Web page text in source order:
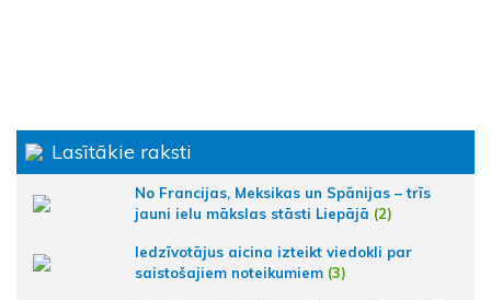
Lasītākie raksti
No Francijas, Meksikas un Spānijas – trīs
jauni ielu mākslas stāsti Liepājā (2)
Iedzīvotājus aicina izteikt viedokli par
saistošajiem noteikumiem (3)